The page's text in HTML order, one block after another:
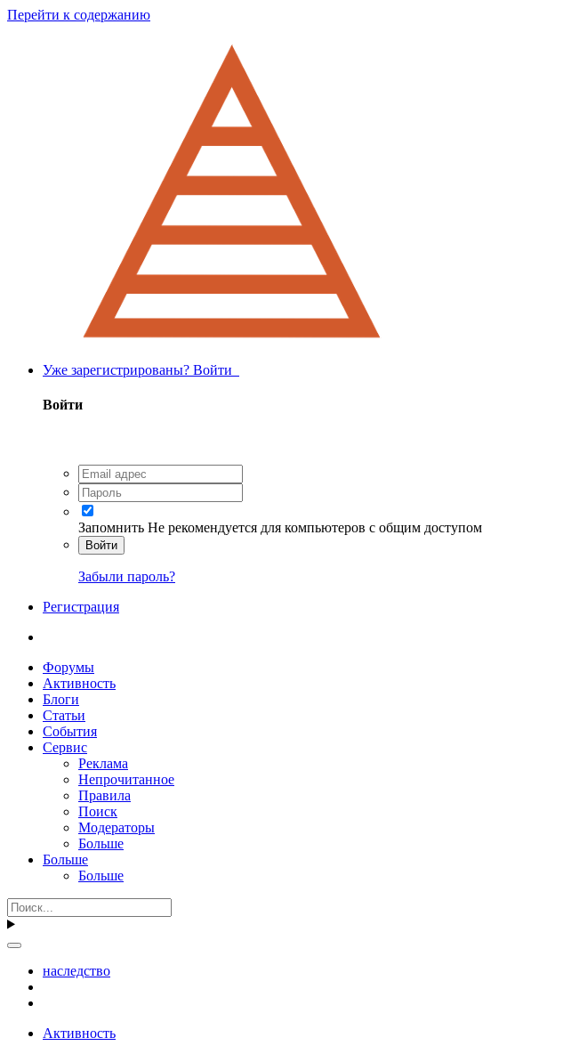
Перейти к содержанию
Уже зарегистрированы? Войти
Войти
Запомнить Не рекомендуется для компьютеров с общим доступом
Войти
Забыли пароль?
Регистрация
Форумы
Активность
Блоги
Статьи
События
Сервис
Реклама
Непрочитанное
Правила
Поиск
Модераторы
Больше
Больше
Больше
наследство
Активность